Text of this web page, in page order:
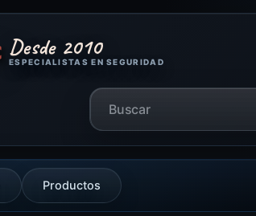
Desde 2010
ESPECIALISTAS EN SEGURIDAD
Productos